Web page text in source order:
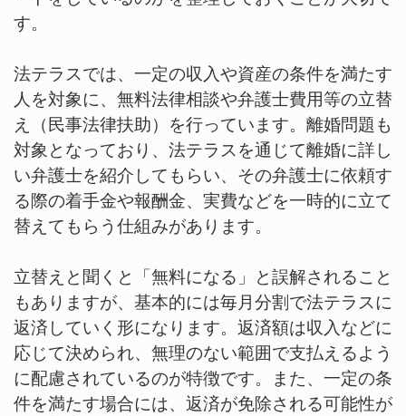
す。
法テラスでは、一定の収入や資産の条件を満たす
人を対象に、無料法律相談や弁護士費用等の立替
え（民事法律扶助）を行っています。離婚問題も
対象となっており、法テラスを通じて離婚に詳し
い弁護士を紹介してもらい、その弁護士に依頼す
る際の着手金や報酬金、実費などを一時的に立て
替えてもらう仕組みがあります。
立替えと聞くと「無料になる」と誤解されること
もありますが、基本的には毎月分割で法テラスに
返済していく形になります。返済額は収入などに
応じて決められ、無理のない範囲で支払えるよう
に配慮されているのが特徴です。また、一定の条
件を満たす場合には、返済が免除される可能性が